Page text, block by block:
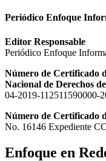
Periódico Enfoque
Editor Responsable
Periódico Enfoque
Número de Certificado
Nacional de Derechos
04-2019-112511590000-
Número de Certificado
No. 16146 Expediente
Enfoque en